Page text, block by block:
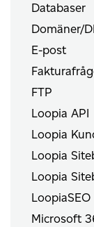
Databaser
Domäner/
E-post
FTP
Loopia API
Loopia
Loopia
Loopia
LoopiaSEO
Microsoft